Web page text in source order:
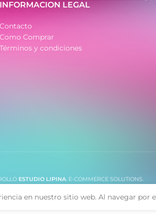
- Caja de metal
INFORMACION LEGAL
Contacto
Como Comprar
Términos y condiciones
ESTUDIO LIPINA. E-COMMERCE SOLUTIONS.
en nuestro sitio web. Al navegar por